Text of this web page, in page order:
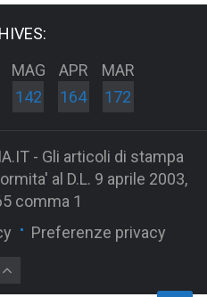
MAG
142
APR
164
MAR
172
- Gli articoli di stampa
al D.L. 9 aprile 2003,
comma 1
Preferenze privacy